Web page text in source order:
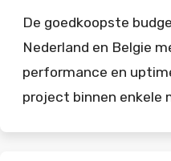
De goedkoopste
Nederland en Belgie
performance en
project binnen enkele